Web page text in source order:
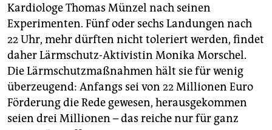
Kardiologe Thomas Münzel nach seinen
Experimenten. Fünf oder sechs Landungen nach
22 Uhr, mehr dürften nicht toleriert werden, findet
daher Lärmschutz-Aktivistin Monika Morschel.
Die Lärmschutzmaßnahmen hält sie für wenig
überzeugend: Anfangs sei von 22 Millionen Euro
Förderung die Rede gewesen, herausgekommen
seien drei Millionen – das reiche nur für ganz